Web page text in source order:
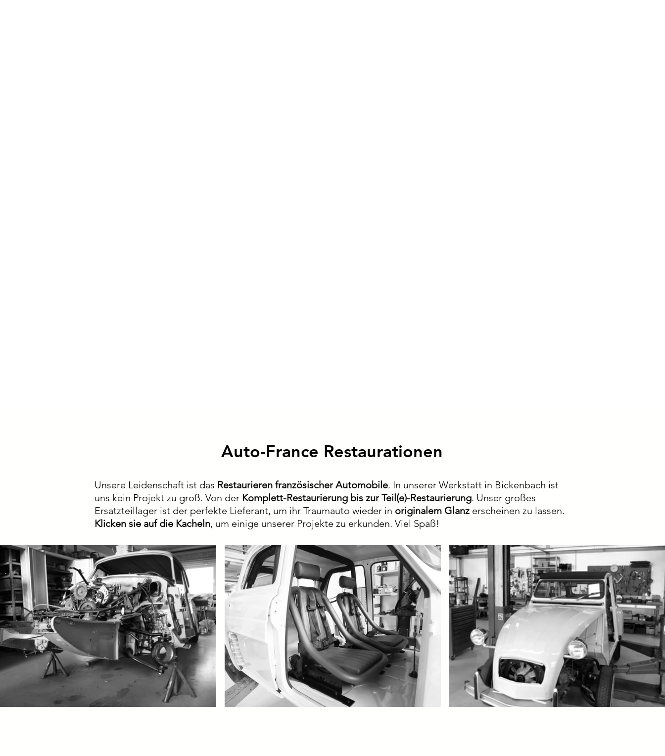
Auto-France Restaurationen
Unsere Leidenschaft ist das Restaurieren französischer Automobile. In unserer Werkstatt in Bickenbach ist
uns kein Projekt zu groß. Von der Komplett-Restaurierung bis zur Teil(e)-Restaurierung. Unser großes
Ersatzteillager ist der perfekte Lieferant, um ihr Traumauto wieder in originalem Glanz erscheinen zu lassen.
Klicken sie auf die Kacheln, um einige unserer Projekte zu erkunden. Viel Spaß!